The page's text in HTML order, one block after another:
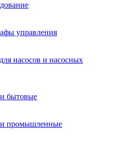
управления
насосов и насосных
бытовые
промышленные